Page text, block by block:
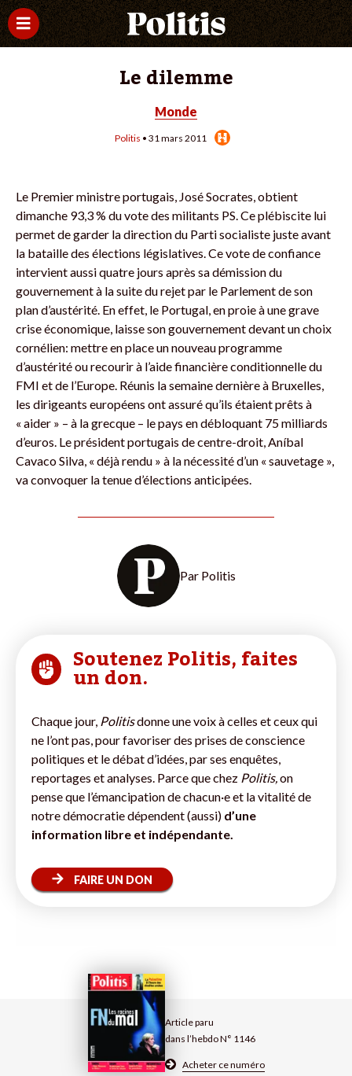
Le dilemme
Monde
Politis • 31 mars 2011
Article paru
dans l’hebdo N° 1146
Acheter ce numéro
Le Premier ministre portugais, José Socrates, obtient
dimanche 93,3 % du vote des militants PS. Ce plébiscite lui
permet de garder la direction du Parti socialiste juste avant
la bataille des élections législatives. Ce vote de confiance
intervient aussi quatre jours après sa démission du
gouvernement à la suite du rejet par le Parlement de son
plan d’austérité. En effet, le Portugal, en proie à une grave
crise économique, laisse son gouvernement devant un choix
cornélien: mettre en place un nouveau programme
d’austérité ou recourir à l’aide financière conditionnelle du
FMI et de l’Europe. Réunis la semaine dernière à Bruxelles,
les dirigeants européens ont assuré qu’ils étaient prêts à
« aider » – à la grecque – le pays en débloquant 75 milliards
d’euros. Le président portugais de centre-droit, Aníbal
Cavaco Silva, « déjà rendu » à la nécessité d’un « sauvetage »,
va convoquer la tenue d’élections anticipées.
Par Politis
Soutenez Politis, faites
un don.
Chaque jour, Politisdonne une voix à celles et ceux qui
ne l’ont pas, pour favoriser des prises de conscience
politiques et le débat d’idées, par ses enquêtes,
reportages et analyses. Parce que chez Politis,on
pense que l’émancipation de chacun·e et la vitalité de
notre démocratie dépendent (aussi) d’une
information libre et indépendante.
FAIRE UN DON